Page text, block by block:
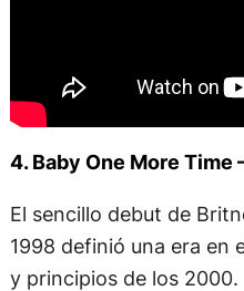
4. Baby One More Time
El sencillo debut de
1998 definió una era en
y principios de los 2000.